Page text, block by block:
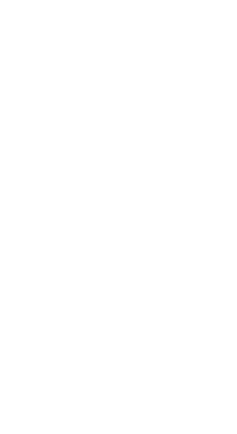
12:00 hodin), lobby, 4 výtahy,
k dispozici zdarma. Dále má hotel
a služba žehlení prádla jsou za poplatek.
(zdarma). Bar u bazénu nabízí
hřiště leží 12 km od hotelu. Nabídka
Koupelna se sprchou (velikost: cca 24